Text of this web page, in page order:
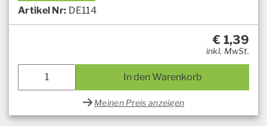
Artikel Nr: DE114
€ 1,39
inkl. MwSt.
In den Warenkorb
Meinen Preis anzeigen